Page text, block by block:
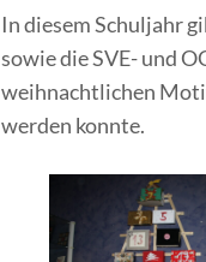
In diesem Schuljahr
sowie die SVE- und
weihnachtlichen
werden konnte.